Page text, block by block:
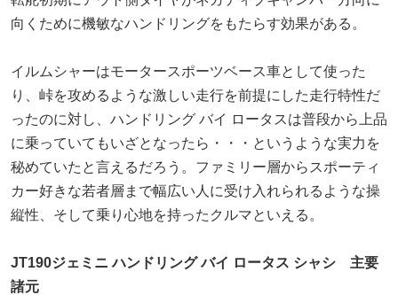
向くために機敏なハンドリングをもたらす効果がある。
イルムシャーはモータースポーツベース車として使った
り、峠を攻めるような激しい走行を前提にした走行特性だ
ったのに対し、ハンドリング バイ ロータスは普段から上品
に乗っていてもいざとなったら・・・というような実力を
秘めていたと言えるだろう。ファミリー層からスポーティ
カー好きな若者層まで幅広い人に受け入れられるような操
縦性、そして乗り心地を持ったクルマといえる。
JT190ジェミニ ハンドリング バイ ロータス シャシ 主要
諸元